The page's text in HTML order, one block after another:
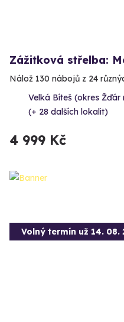
Zážitková střelba:
Nálož 130 nábojů z 24
Velká Bíteš (okres Žďár
(+ 28 dalších lokalit)
4 999 Kč
Volný termín už 14. 08.